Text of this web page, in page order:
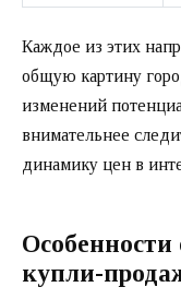
Каждое из этих
общую картину
изменений
внимательнее
динамику цен в
купли-